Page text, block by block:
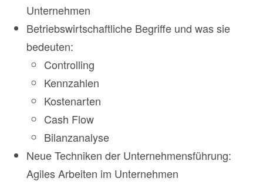
Unternehmen
Betriebswirtschaftliche Begriffe und was sie
bedeuten:
Controlling
Kennzahlen
Kostenarten
Cash Flow
Bilanzanalyse
Neue Techniken der Unternehmensführung:
Agiles Arbeiten im Unternehmen